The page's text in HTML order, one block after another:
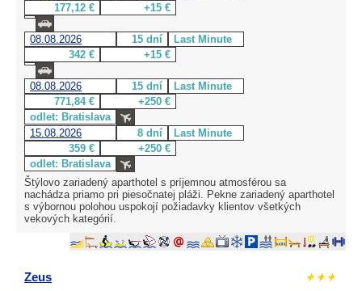
177,12 €
+15 €
08.08.2026 15 dní
Last Minute
342 €
+15 €
08.08.2026 15 dní
Last Minute
771,84 €
+250 €
odlet: Bratislava
15.08.2026
8 dní
Last Minute
359 €
+250 €
odlet: Bratislava
Štýlovo zariadený aparthotel s príjemnou atmosférou sa
nachádza priamo pri piesočnatej pláži. Pekne zariadený aparthotel
s výbornou polohou uspokojí požiadavky klientov všetkých
vekových kategórií.
Zeus